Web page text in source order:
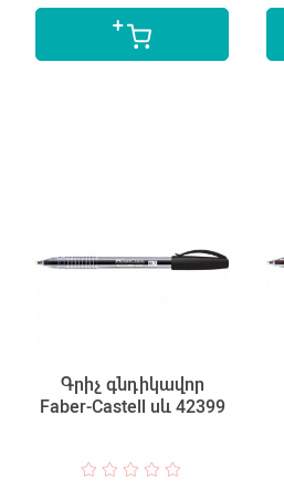
Գրիչ գնդիկավոր
Faber-Castell սև 42399